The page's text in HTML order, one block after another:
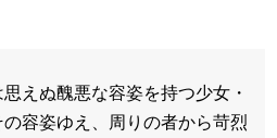
えぬ醜悪な容姿を持つ少女・
容姿ゆえ、周りの者から苛烈